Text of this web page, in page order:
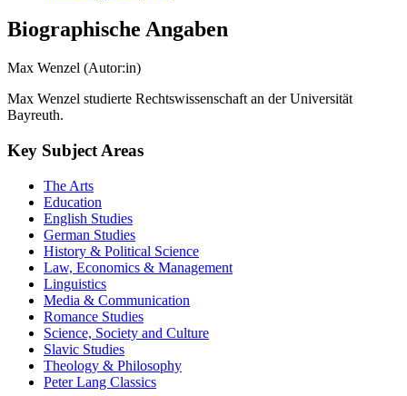
Biographische Angaben
Max Wenzel (Autor:in)
Max Wenzel studierte Rechtswissenschaft an der Universität
Bayreuth.
Key Subject Areas
The Arts
Education
English Studies
German Studies
History & Political Science
Law, Economics & Management
Linguistics
Media & Communication
Romance Studies
Science, Society and Culture
Slavic Studies
Theology & Philosophy
Peter Lang Classics